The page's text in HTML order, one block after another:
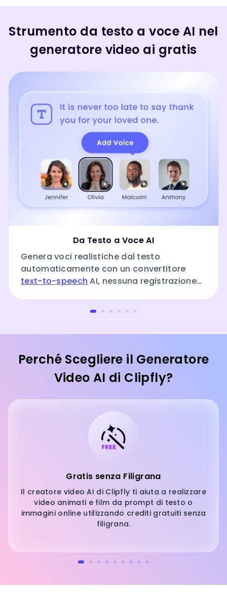
Strumento da testo a voce AI nel
generatore video ai gratis
Da Testo a Voce AI
Genera voci realistiche dal testo
automaticamente con un convertitore
text-to-speech AI, nessuna registrazione
Perché Scegliere il Generatore
Video AI di Clipfly?
Gratis senza Filigrana
Il creatore video AI di Clipfly ti aiuta a realizzare
video animati e film da prompt di testo o
immagini online utilizzando crediti gratuiti senza
filigrana.